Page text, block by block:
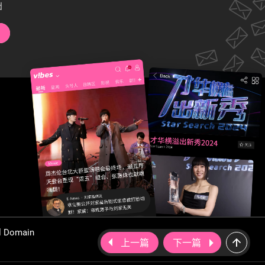
Domain
上一篇 下一篇